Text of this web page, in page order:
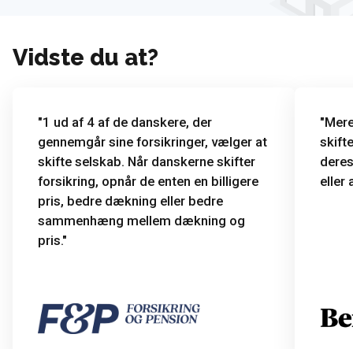
Vidste du at?
1 ud af 4 af de danskere, der
gennemgår sine forsikringer, vælger at
skifte selskab. Når danskerne skifter
forsikring, opnår de enten en billigere
pris, bedre dækning eller bedre
sammenhæng mellem dækning og
pris.
eller